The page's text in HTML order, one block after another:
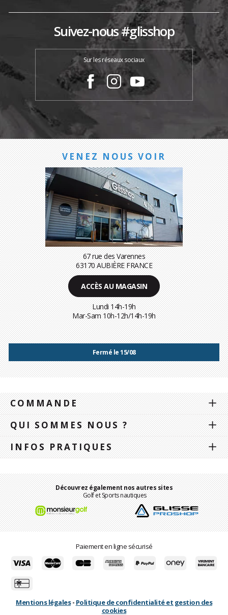
Suivez-nous #glisshop
Sur les réseaux sociaux
VENEZ NOUS VOIR
67 rue des Varennes
63170 AUBIÈRE FRANCE
ACCÈS AU MAGASIN
Lundi 14h-19h
Mar-Sam 10h-12h/14h-19h
Fermé le 15/08
COMMANDE
QUI SOMMES NOUS ?
INFOS PRATIQUES
Découvrez également nos autres sites
Golf et Sports nautiques
Paiement en ligne sécurisé
Mentions légales- Politique de confidentialité et gestion des
cookies